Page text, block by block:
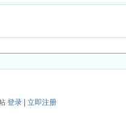
登录| 立即注册